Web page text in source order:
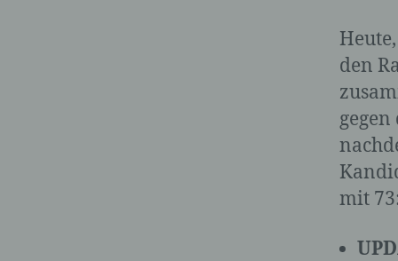
den
mit